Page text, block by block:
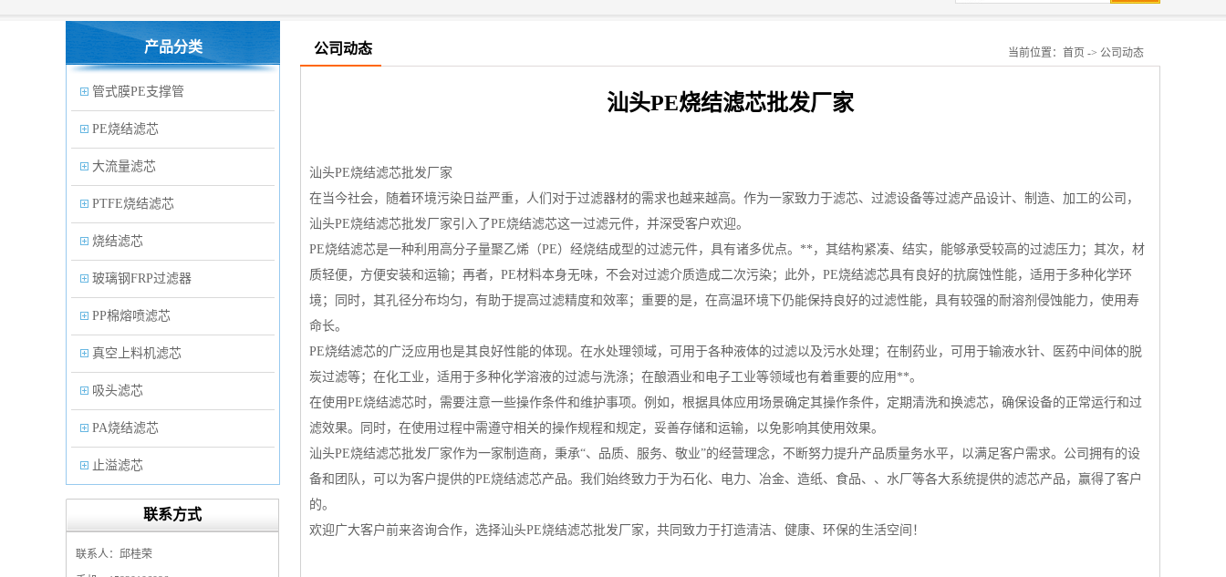
产品分类
管式膜PE支撑管
PE烧结滤芯
大流量滤芯
PTFE烧结滤芯
烧结滤芯
玻璃钢FRP过滤器
PP棉熔喷滤芯
真空上料机滤芯
吸头滤芯
PA烧结滤芯
止溢滤芯
PP塑料过滤器
联系方式
联系人：邱桂荣
公司动态 当前位置： 首页 -> 公司动态
汕头PE烧结滤芯批发厂家
汕头PE烧结滤芯批发厂家
在当今社会，随着环境污染日益严重，人们对于过滤器材的需求也越来越高。作为一家致力于滤芯、过滤设备等过滤产品设计、制造、加工的公司，
汕头PE烧结滤芯批发厂家引入了PE烧结滤芯这一过滤元件，并深受客户欢迎。
PE烧结滤芯是一种利用高分子量聚乙烯（PE）经烧结成型的过滤元件，具有诸多优点。**，其结构紧凑、结实，能够承受较高的过滤压力；其次，材
质轻便，方便安装和运输；再者，PE材料本身无味，不会对过滤介质造成二次污染；此外，PE烧结滤芯具有良好的抗腐蚀性能，适用于多种化学环
境；同时，其孔径分布均匀，有助于提高过滤精度和效率；重要的是，在高温环境下仍能保持良好的过滤性能，具有较强的耐溶剂侵蚀能力，使用寿
命长。
PE烧结滤芯的广泛应用也是其良好性能的体现。在水处理领域，可用于各种液体的过滤以及污水处理；在制药业，可用于输液水针、医药中间体的脱
炭过滤等；在化工业，适用于多种化学溶液的过滤与洗涤；在酿酒业和电子工业等领域也有着重要的应用**。
在使用PE烧结滤芯时，需要注意一些操作条件和维护事项。例如，根据具体应用场景确定其操作条件，定期清洗和换滤芯，确保设备的正常运行和过
滤效果。同时，在使用过程中需遵守相关的操作规程和规定，妥善存储和运输，以免影响其使用效果。
汕头PE烧结滤芯批发厂家作为一家制造商，秉承“、品质、服务、敬业”的经营理念，不断努力提升产品质量务水平，以满足客户需求。公司拥有的设
备和团队，可以为客户提供的PE烧结滤芯产品。我们始终致力于为石化、电力、冶金、造纸、食品、、水厂等各大系统提供的滤芯产品，赢得了客户
的。
欢迎广大客户前来咨询合作，选择汕头PE烧结滤芯批发厂家，共同致力于打造清洁、健康、环保的生活空间！